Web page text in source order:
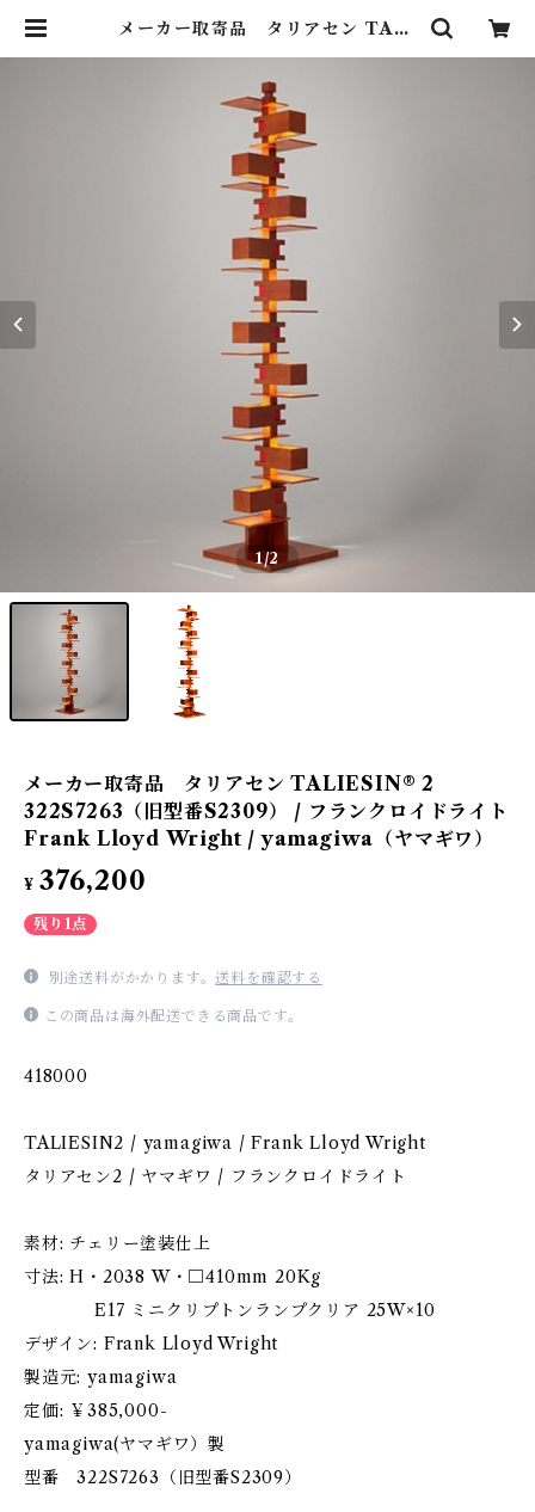
メーカー取寄品 タリアセン TALI
k Lloyd Wright / yamagiwa
（ヤマギワ） | Lighting Art Gal
lery (照明 ・ インテリア・家具）
1/2
メーカー取寄品 タリアセン TALIESIN® 2
322S7263（旧型番S2309） / フランクロイドライト
Frank Lloyd Wright / yamagiwa（ヤマギワ）
¥ 376,200
残り1点
別途送料がかかります。送料を確認する
この商品は海外配送できる商品です。
418000
TALIESIN2 / yamagiwa / Frank Lloyd Wright
タリアセン2 / ヤマギワ / フランクロイドライト
素材: チェリー塗装仕上
寸法: H・2038 W・□410mm 20Kg
E17 ミニクリプトンランプクリア 25W×10
デザイン: Frank Lloyd Wright
製造元: yamagiwa
定価: ￥385‚000-
yamagiwa(ヤマギワ）製
型番 322S7263（旧型番S2309）